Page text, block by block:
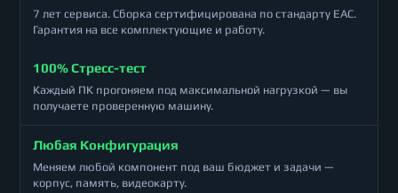
7 лет сервиса. Сборка сертифицирована по стандарту ЕАС.
Гарантия на все комплектующие и работу.
100% Стресс-тест
Каждый ПК прогоняем под максимальной нагрузкой — вы
получаете проверенную машину.
Любая Конфигурация
Меняем любой компонент под ваш бюджет и задачи —
корпус, память, видеокарту.